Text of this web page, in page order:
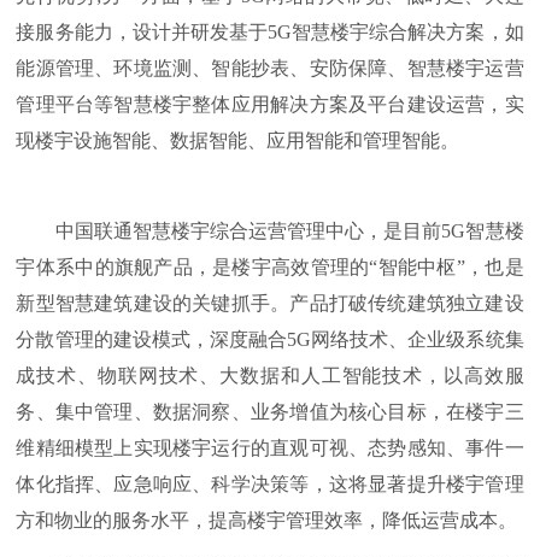
接服务能力，设计并研发基于5G智慧楼宇综合解决方案，如
能源管理、环境监测、智能抄表、安防保障、智慧楼宇运营
管理平台等智慧楼宇整体应用解决方案及平台建设运营，实
现楼宇设施智能、数据智能、应用智能和管理智能。
中国联通智慧楼宇综合运营管理中心，是目前5G智慧楼
宇体系中的旗舰产品，是楼宇高效管理的“智能中枢”，也是
新型智慧建筑建设的关键抓手。产品打破传统建筑独立建设
分散管理的建设模式，深度融合5G网络技术、企业级系统集
成技术、物联网技术、大数据和人工智能技术，以高效服
务、集中管理、数据洞察、业务增值为核心目标，在楼宇三
维精细模型上实现楼宇运行的直观可视、态势感知、事件一
体化指挥、应急响应、科学决策等，这将显著提升楼宇管理
方和物业的服务水平，提高楼宇管理效率，降低运营成本。